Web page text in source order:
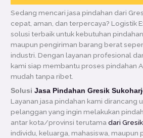
Sedang mencari jasa pindahan dari
cepat, aman, dan terpercaya? Logistik
solusi terbaik untuk kebutuhan
maupun pengiriman barang berat
industri. Dengan layanan profesional
kami siap membantu proses pindahan
mudah tanpa ribet.
SolusiJasa Pindahan Gresik
Layanan jasa pindahan kami dirancang
pelanggan yang ingin melakukan
antar kota/provinsi terutamadari
individu, keluarga, mahasiswa, maupun